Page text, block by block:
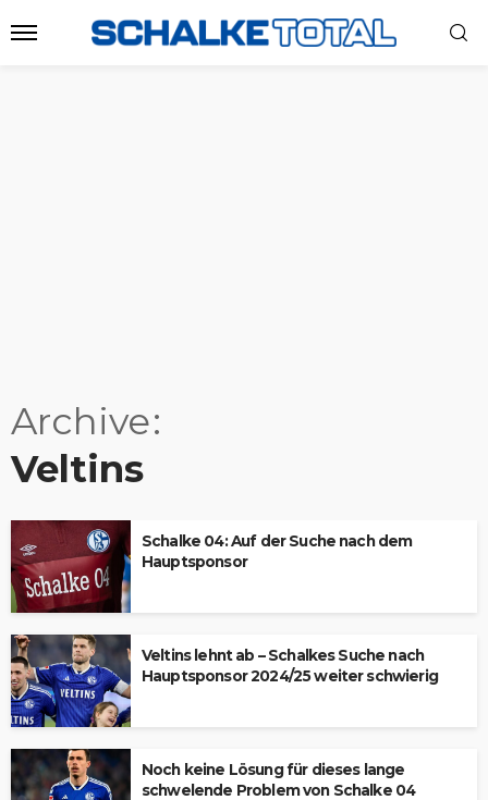
Archive
Veltins
Schalke 04: Auf der Suche nach dem
Hauptsponsor
Veltins lehnt ab – Schalkes Suche nach
Hauptsponsor 2024/25 weiter schwierig
Noch keine Lösung für dieses lange
schwelende Problem von Schalke 04